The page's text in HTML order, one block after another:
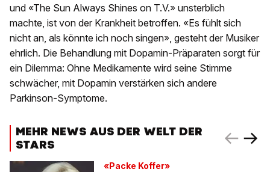
und «The Sun Always Shines on T.V.» unsterblich
machte, ist von der Krankheit betroffen. «Es fühlt sich
nicht an, als könnte ich noch singen», gesteht der Musiker
ehrlich. Die Behandlung mit Dopamin-Präparaten sorgt für
ein Dilemma: Ohne Medikamente wird seine Stimme
schwächer, mit Dopamin verstärken sich andere
Parkinson-Symptome.
MEHR NEWS AUS DER WELT DER
STARS
«Packe Koffer»